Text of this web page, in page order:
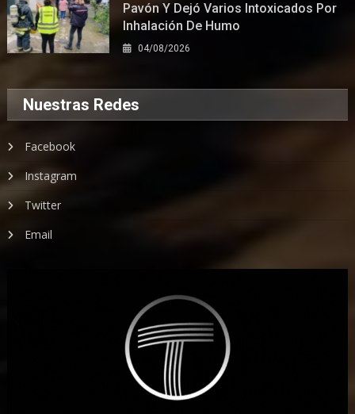
Pavón Y Dejó Varios Intoxicados Por
Inhalación De Humo
04/08/2026
Nuestras Redes
Facebook
Instagram
Twitter
Email